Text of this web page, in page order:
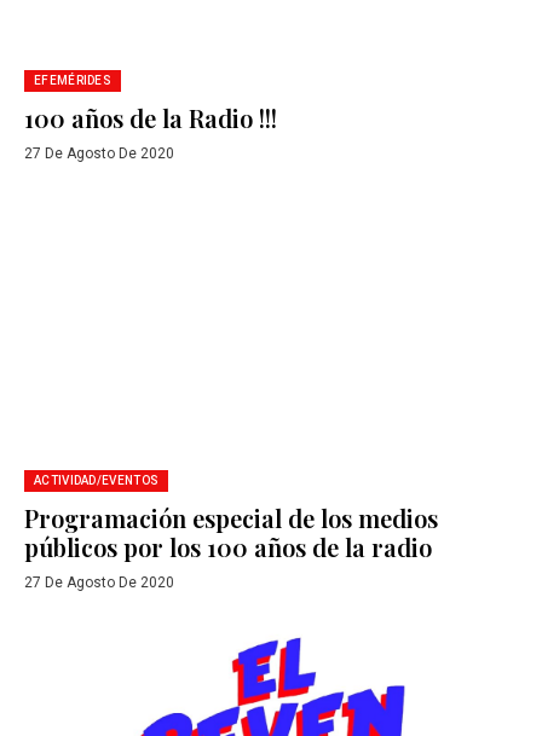
EFEMÉRIDES
100 años de la Radio !!!
27 De Agosto De 2020
ACTIVIDAD/EVENTOS
Programación especial de los medios
públicos por los 100 años de la radio
27 De Agosto De 2020